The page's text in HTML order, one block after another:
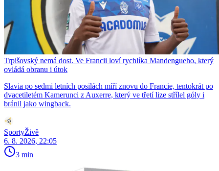
Trpišovský nemá dost. Ve Francii loví rychlíka Mandengueho, který
ovládá obranu i útok
Slavia po sedmi letních posilách míří znovu do Francie, tentokrát po
dvacetiletém Kamerunci z Auxerre, který ve třetí lize střílel góly i
bránil jako wingback.
SportyŽivě
6. 8. 2026, 22:05
3 min